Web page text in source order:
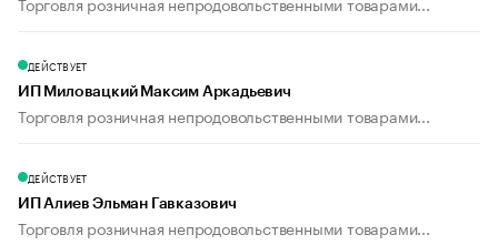
ДЕЙСТВУЕТ
ИП Миловацкий Максим Аркадьевич
Торговля розничная непродовольственными товарами...
ДЕЙСТВУЕТ
ИП Алиев Эльман Гавказович
Торговля розничная непродовольственными товарами...